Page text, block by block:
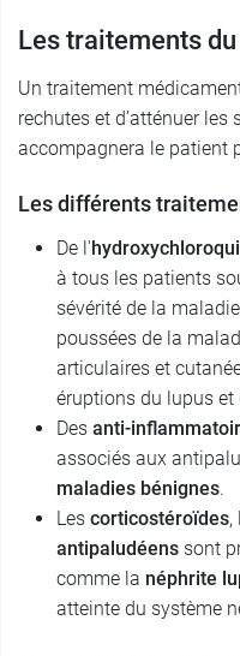
Les traitements
Un traitement
rechutes et d’atténuer
accompagnera le patient
Les différents
De l'
à tous les patients
sévérité de la
poussées de la
articulaires et
éruptions du lupus
Des anti-
associés aux
maladies bénignes.
Les corticostéroïdes,
antipaludéens sont
comme la néphrite
atteinte du système